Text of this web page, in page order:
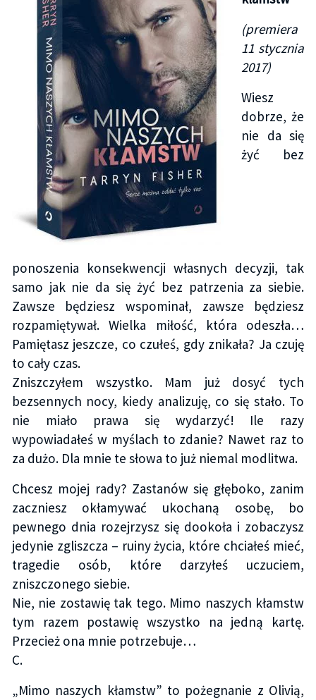
(premiera
11 stycznia
2017)
Wiesz
dobrze, że
nie da się
żyć bez
ponoszenia konsekwencji własnych decyzji, tak
samo jak nie da się żyć bez patrzenia za siebie.
Zawsze będziesz wspominał, zawsze będziesz
rozpamiętywał. Wielka miłość, która odeszła…
Pamiętasz jeszcze, co czułeś, gdy znikała? Ja czuję
to cały czas.
Zniszczyłem wszystko. Mam już dosyć tych
bezsennych nocy, kiedy analizuję, co się stało. To
nie miało prawa się wydarzyć! Ile razy
wypowiadałeś w myślach to zdanie? Nawet raz to
za dużo. Dla mnie te słowa to już niemal modlitwa.
Chcesz mojej rady? Zastanów się głęboko, zanim
zaczniesz okłamywać ukochaną osobę, bo
pewnego dnia rozejrzysz się dookoła i zobaczysz
jedynie zgliszcza – ruiny życia, które chciałeś mieć,
tragedie osób, które darzyłeś uczuciem,
zniszczonego siebie.
Nie, nie zostawię tak tego. Mimo naszych kłamstw
tym razem postawię wszystko na jedną kartę.
Przecież ona mnie potrzebuje…
C.
„Mimo naszych kłamstw” to pożegnanie z Olivią,